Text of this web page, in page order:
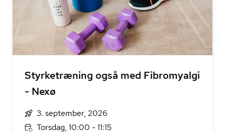
Styrketræning også med Fibromyalgi
- Nexø
3. september, 2026
Torsdag, 10:00 - 11:15